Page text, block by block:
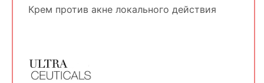
Крем против акне локального действия